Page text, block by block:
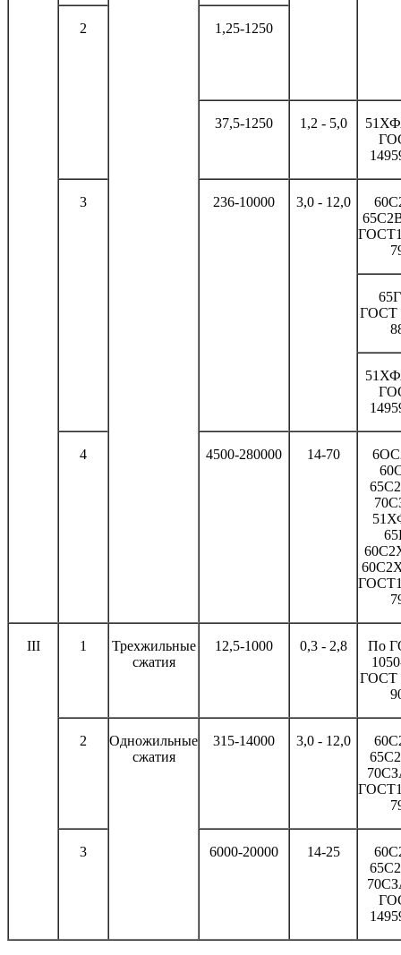
2 1,25-1250
37,5-1250 1,2 - 5,0
3 236-10000 3,0 - 12,0
ГОСТ
4 4500-280000 14-70
III 1
Трехжильные
сжатия
12,5-1000 0,3 - 2,8
По
ГОСТ
2
Одножильные
сжатия
315-14000 3,0 - 12,0
3 6000-20000 14-25